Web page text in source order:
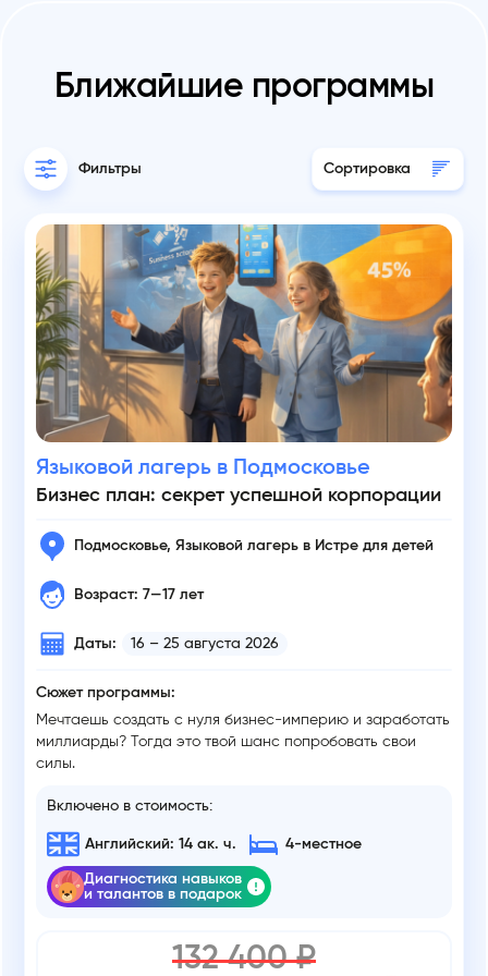
Ближайшие программы
Фильтры Сортировка
Языковой лагерь в Подмосковье
Бизнес план: секрет успешной корпорации
Подмосковье, Языковой лагерь в Истре для детей
Возраст: 7—17 лет
Даты: 16 – 25 августа 2026
Сюжет программы:
Мечтаешь создать с нуля бизнес-империю и заработать
миллиарды? Тогда это твой шанс попробовать свои
силы.
Включено в стоимость:
Английский: 14 ак. ч. 4-местное
Диагностика навыков
и талантов в подарок
132 400 ₽